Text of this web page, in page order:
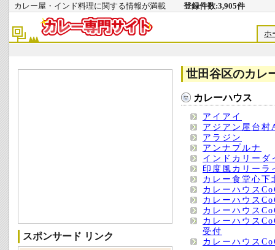
カレー屋・インド料理に関する情報が満載 登録件数:3,905件
ホ
世田谷区のカレ
カレーハウス
アイアイ
アジアン屋台
アラジン
アンナプルナ
インドカリーダ
印度風カリーラ
カレー食堂心下
カレーハウス
カレーハウス
カレーハウス
カレーハウス
受付
カレーハウス
スポンサード リンク